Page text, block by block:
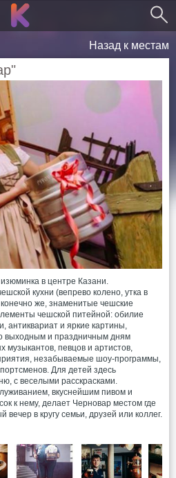
Назад к местам
в центре Казани.
кухни (вепрево колено, утка в
же, знаменитые чешские
чешской питейной: обилие
антиквариат и яркие картины,
выходным и праздничным дням
певцов и артистов,
незабываемые шоу-программы,
Для детей здесь
с веселыми расскрасками.
вкуснейшим пивом и
к нему, делает Черновар местом где
в кругу семьи, друзей или коллег.